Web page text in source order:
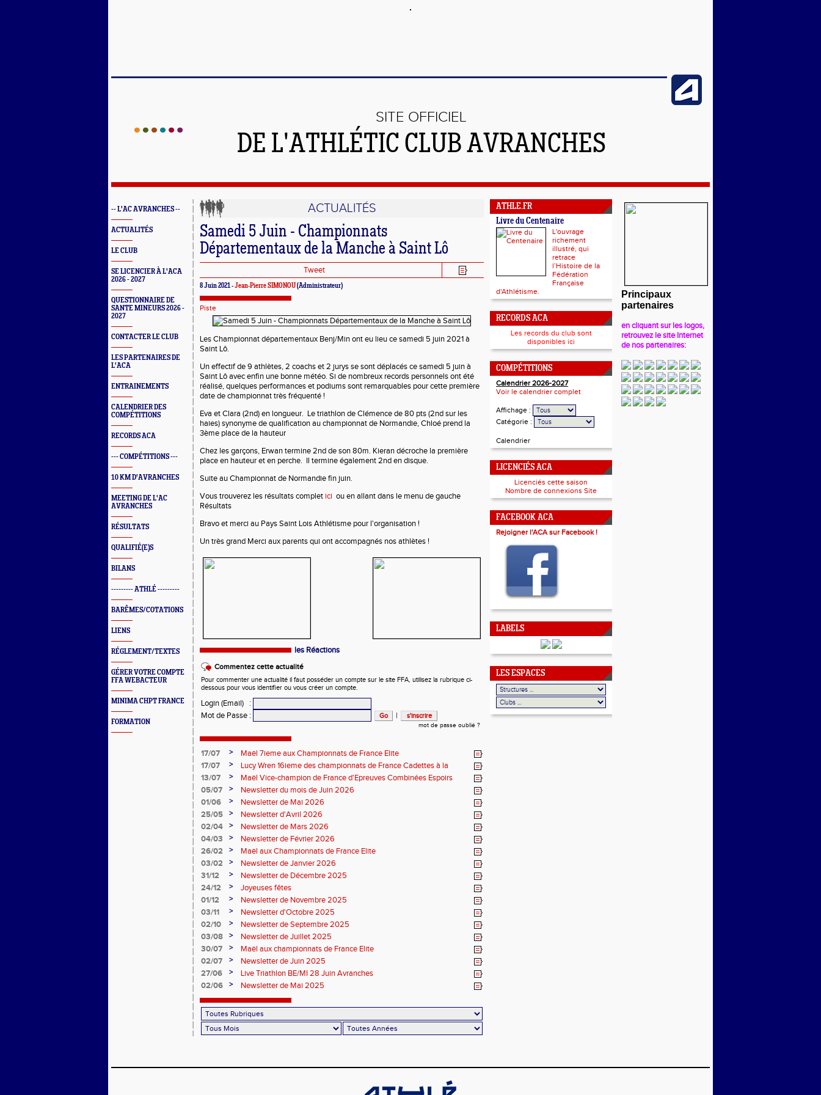
SITE OFFICIEL
DE L'ATHLÉTIC CLUB AVRANCHES
-- L'AC AVRANCHES --
ACTUALITÉS
LE CLUB
SE LICENCIER À L'ACA
2026 - 2027
QUESTIONNAIRE DE
SANTE MINEURS 2026 -
2027
CONTACTER LE CLUB
LES PARTENAIRES DE
L'ACA
ENTRAINEMENTS
CALENDRIER DES
COMPÉTITIONS
RECORDS ACA
--- COMPÉTITIONS ---
10 KM D'AVRANCHES
MEETING DE L'AC
AVRANCHES
RÉSULTATS
QUALIFIÉ(E)S
BILANS
--------- ATHLÉ ---------
BARÊMES/COTATIONS
LIENS
RÉGLEMENT/TEXTES
GÉRER VOTRE COMPTE
FFA WEBACTEUR
MINIMA CHPT FRANCE
FORMATION
ACTUALITÉS
Samedi 5 Juin - Championnats
Départementaux de la Manche à Saint Lô
Tweet
8 Juin 2021 -Jean-Pierre SIMONOU(Administrateur)
Piste
Les Championnat départementaux Benj/Min ont eu lieu ce samedi 5 juin 2021 à
Saint Lô.
Un effectif de 9 athlètes, 2 coachs et 2 jurys se sont déplacés ce samedi 5 juin à
Saint Lô avec enfin une bonne météo. Si de nombreux records personnels ont été
réalisé, quelques performances et podiums sont remarquables pour cette première
date de championnat très fréquenté !
Eva et Clara (2nd) en longueur. Le triathlon de Clémence de 80 pts (2nd sur les
haies) synonyme de qualification au championnat de Normandie, Chloé prend la
3ème place de la hauteur
Chez les garçons, Erwan termine 2nd de son 80m. Kieran décroche la première
place en hauteur et en perche. Il termine également 2nd en disque.
Suite au Championnat de Normandie fin juin.
Vous trouverez les résultats complet ici ou en allant dans le menu de gauche
Résultats
Bravo et merci au Pays Saint Lois Athlétisme pour l'organisation !
Un très grand Merci aux parents qui ont accompagnés nos athlètes !
les Réactions
Commentez cette actualité
Pour commenter une actualité il faut posséder un compte sur le site FFA, utilisez la rubrique ci-
dessous pour vous identifier ou vous créer un compte.
Login (Email)
:
Mot de Passe : |
mot de passe oublié ?
17/07 >
Maël 7ieme aux Championnats de France Elite
17/07
>
Lucy Wren 16ieme des championnats de France Cadettes à la
perche
13/07 >
Maël Vice-champion de France d'Epreuves Combinées Espoirs
05/07
>
Newsletter du mois de Juin 2026
01/06
>
Newsletter de Mai 2026
25/05
>
Newsletter d'Avril 2026
02/04
>
Newsletter de Mars 2026
04/03
>
Newsletter de Février 2026
26/02
>
Maël aux Championnats de France Elite
03/02
>
Newsletter de Janvier 2026
31/12
>
Newsletter de Décembre 2025
24/12
>
Joyeuses fêtes
01/12
>
Newsletter de Novembre 2025
03/11
>
Newsletter d'Octobre 2025
02/10
>
Newsletter de Septembre 2025
03/08
>
Newsletter de Juillet 2025
30/07
>
Maël aux championnats de France Elite
02/07
>
Newsletter de Juin 2025
27/06
>
Live Triathlon BE/MI 28 Juin Avranches
02/06
> Newsletter de Mai 2025
ATHLE.FR
Livre du Centenaire
L'ouvrage
richement
illustré, qui
retrace
l’Histoire de la
Fédération
Française
d'Athlétisme.
RECORDS ACA
Les records du club sont
disponibles ici
COMPÉTITIONS
Calendrier 2026-2027
Voir le calendrier complet
Affichage :
Catégorie :
Calendrier
LICENCIÉS ACA
Licenciés cette saison
Nombre de connexions Site
FACEBOOK ACA
Rejoigner l'ACA sur Facebook !
LABELS
LES ESPACES
Principaux
partenaires
en cliquant sur les logos,
retrouvez le site Internet
de nos partenaires: